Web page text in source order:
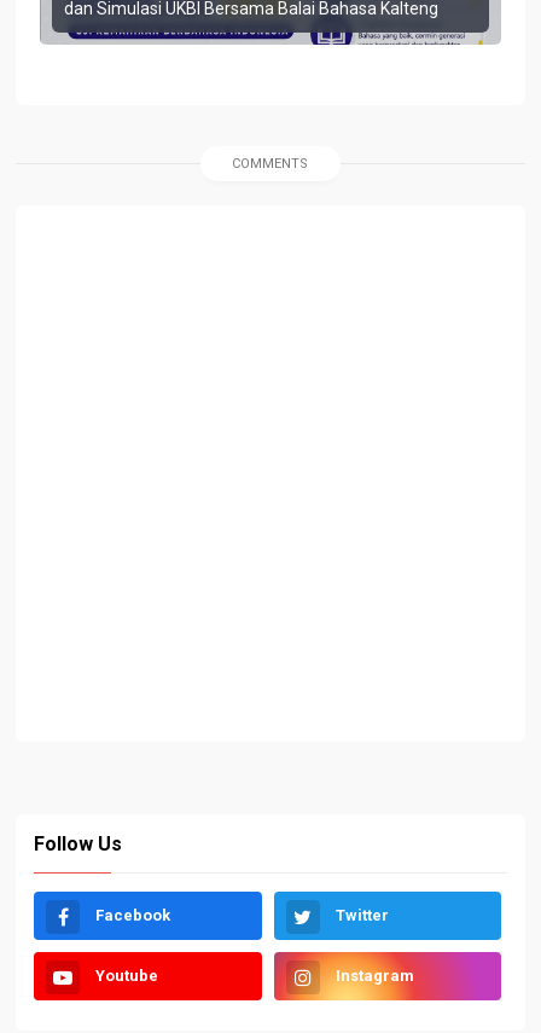
dan Simulasi UKBI Bersama Balai Bahasa Kalteng
COMMENTS
Follow Us
Facebook Twitter
Youtube Instagram